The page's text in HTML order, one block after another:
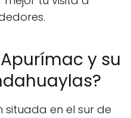
y su
situada en el sur de